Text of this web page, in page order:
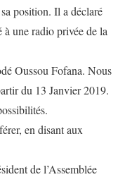
position. Il a déclaré
une radio privée de la
Oussou Fofana. Nous
du 13 Janvier 2019.
en disant aux
de l’Assemblée